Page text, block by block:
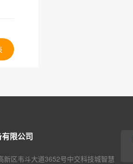
限公司
新区韦斗大道3652号中交科技城智慧